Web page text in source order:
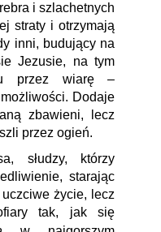
i szlachetnych
straty i otrzymają
inni, budujący na
Jezusie, na tym
przez wiarę –
Dodaje
zbawieni, lecz
przez ogień.
słudzy, którzy
starając
życie, lecz
tak, jak się